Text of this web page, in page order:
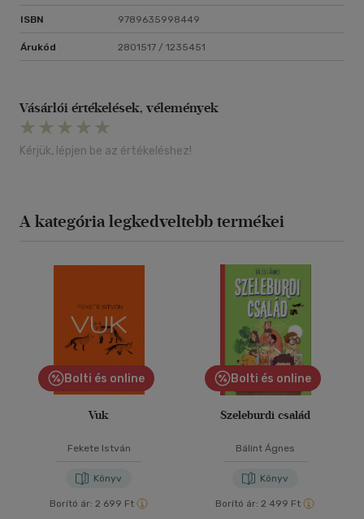
ISBN 9789635998449
Árukód 2801517 / 1235451
Vásárlói értékelések, vélemények
Kérjük, lépjen be az értékeléshez!
A kategória legkedveltebb termékei
Bolti és online
Vuk
Fekete István
Könyv
Borító ár: 2 699 Ft
Bolti és online
Szeleburdi család
Bálint Ágnes
Könyv
Borító ár: 2 499 Ft